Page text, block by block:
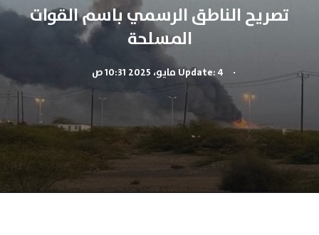
تصريح الناطق الرسمي باسم القوات
المسلحة
.